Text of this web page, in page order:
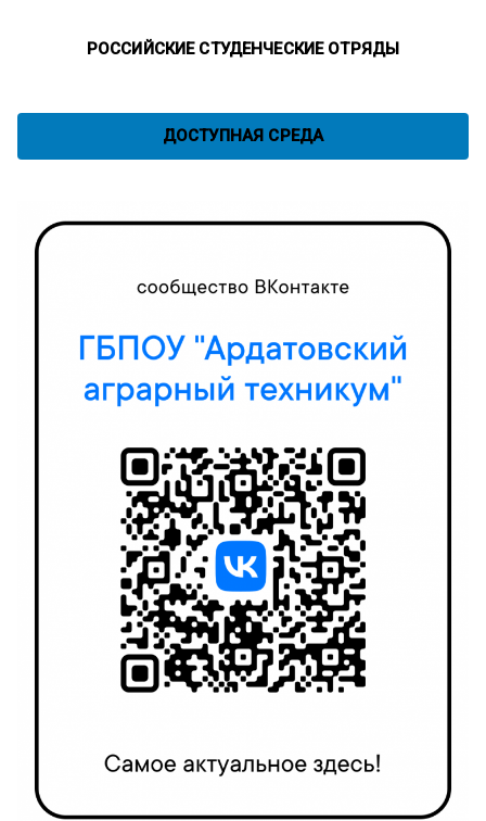
РОССИЙСКИЕ СТУДЕНЧЕСКИЕ ОТРЯДЫ
ДОСТУПНАЯ СРЕДА